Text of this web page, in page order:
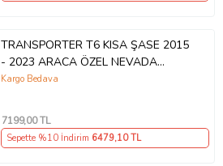
TRANSPORTER T6 KISA ŞASE 2015
- 2023 ARACA ÖZEL NEVADA
SİYAH YAN BASAMAK
Kargo Bedava
7199,00 TL
Sepette %10 İndirim 6479,10 TL